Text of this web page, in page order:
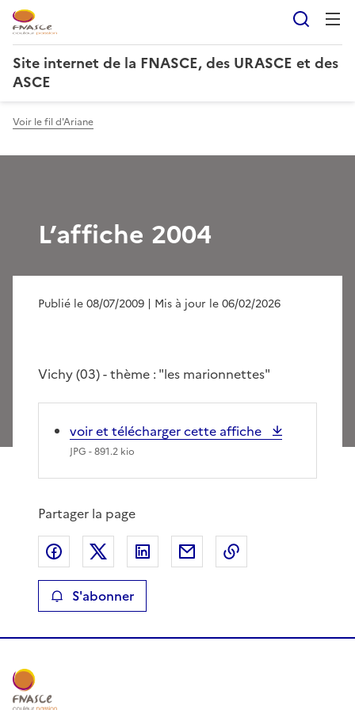
Site internet de la FNASCE, des URASCE et des
ASCE
Voir le fil d'Ariane
L’affiche 2004
Publié le 08/07/2009 | Mis à jour le 06/02/2026
Vichy (03) - thème : "les marionnettes"
voir et télécharger cette affiche
JPG - 891.2 kio
Partager la page
Partager sur Facebook
Partager sur XPartager sur LinkedIn
Partager par email
S'abonner